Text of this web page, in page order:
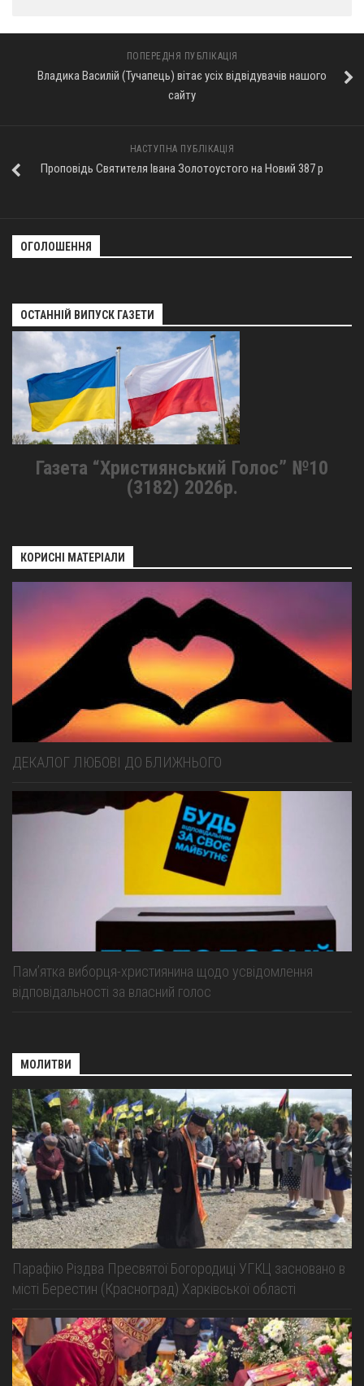
ПОПЕРЕДНЯ ПУБЛІКАЦІЯ
Владика Василій (Тучапець) вітає усіх відвідувачів нашого
сайту
НАСТУПНА ПУБЛІКАЦІЯ
Проповідь Святителя Івана Золотоустого на Новий 387 р
ОГОЛОШЕННЯ
ОСТАННІЙ ВИПУСК ГАЗЕТИ
Газета “Християнський Голос” №10
(3182) 2026р.
КОРИСНІ МАТЕРІАЛИ
ДЕКАЛОГ ЛЮБОВІ ДО БЛИЖНЬОГО
Пам’ятка виборця-християнина щодо усвідомлення
відповідальності за власний голос
МОЛИТВИ
Парафію Різдва Пресвятої Богородиці УГКЦ засновано в
місті Берестин (Красноград) Харківської області